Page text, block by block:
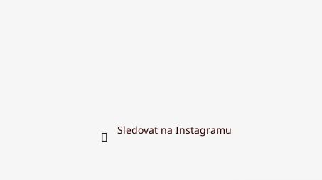
Sledovat na Instagramu